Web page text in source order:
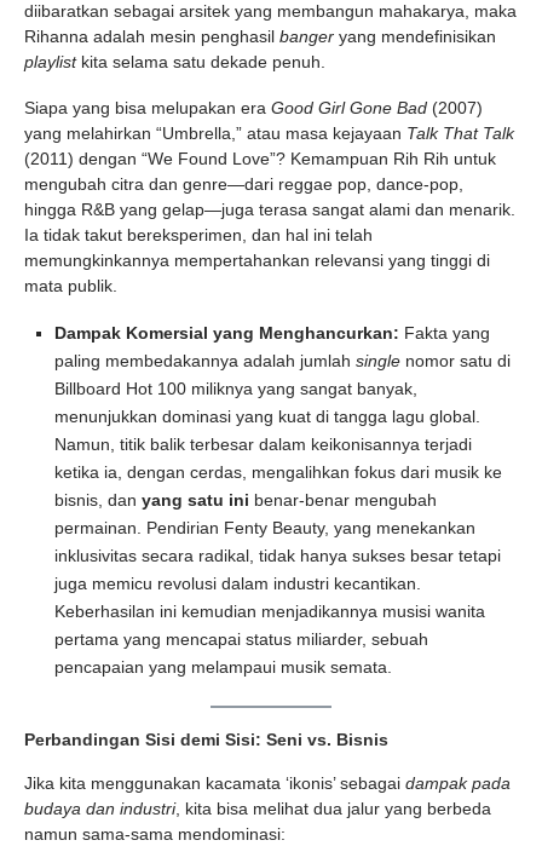
diibaratkan sebagai arsitek yang membangun mahakarya, maka
Rihanna adalah mesin penghasil banger yang mendefinisikan
playlistkita selama satu dekade penuh.
Siapa yang bisa melupakan era Good Girl Gone Bad (2007)
yang melahirkan “Umbrella,” atau masa kejayaan Talk That Talk
(2011) dengan “We Found Love”? Kemampuan Rih Rih untuk
mengubah citra dan genre—dari reggae pop, dance-pop,
hingga R&B yang gelap—juga terasa sangat alami dan menarik.
Ia tidak takut bereksperimen, dan hal ini telah
memungkinkannya mempertahankan relevansi yang tinggi di
mata publik.
Dampak Komersial yang Menghancurkan: Fakta yang
paling membedakannya adalah jumlah single nomor satu di
Billboard Hot 100 miliknya yang sangat banyak,
menunjukkan dominasi yang kuat di tangga lagu global.
Namun, titik balik terbesar dalam keikonisannya terjadi
ketika ia, dengan cerdas, mengalihkan fokus dari musik ke
bisnis, dan yang satu ini benar-benar mengubah
permainan. Pendirian Fenty Beauty, yang menekankan
inklusivitas secara radikal, tidak hanya sukses besar tetapi
juga memicu revolusi dalam industri kecantikan.
Keberhasilan ini kemudian menjadikannya musisi wanita
pertama yang mencapai status miliarder, sebuah
pencapaian yang melampaui musik semata.
Perbandingan Sisi demi Sisi: Seni vs. Bisnis
Jika kita menggunakan kacamata ‘ikonis’ sebagai dampak pada
budaya dan industri, kita bisa melihat dua jalur yang berbeda
namun sama-sama mendominasi: